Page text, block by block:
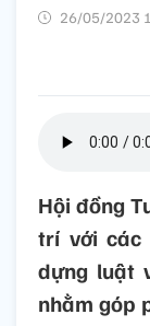
26/05/2023
Hội đồng
trí với các
dựng luật
nhằm góp